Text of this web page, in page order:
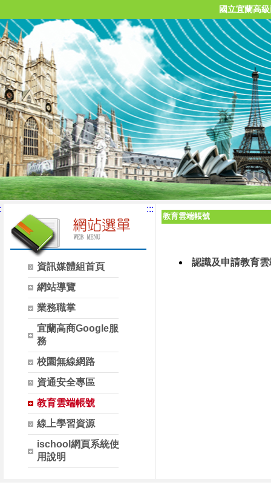
國立宜蘭高
資訊媒體組首頁
網站導覽
業務職掌
宜蘭高商Google服
務
校園無線網路
資通安全專區
教育雲端帳號
線上學習資源
ischool網頁系統使
用說明
:::
教育雲端帳號
認識及申請教育